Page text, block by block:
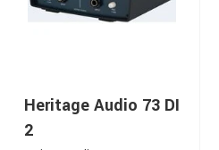
Heritage Audio 73 DI
2